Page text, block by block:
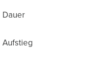
Dauer
Aufstieg